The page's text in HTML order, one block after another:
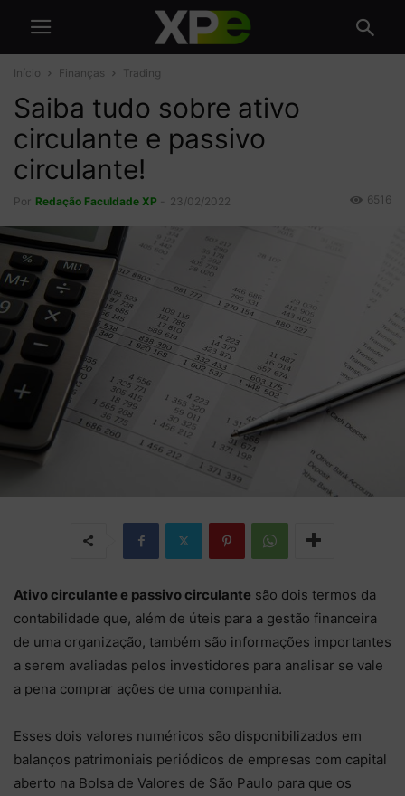
Início Finanças Trading
Saiba tudo sobre ativo
circulante e passivo
circulante!
Por Redação Faculdade XP 23/02/2022 6516
Ativo circulante e passivo circulante são dois termos da
contabilidade que, além de úteis para a gestão financeira
de uma organização, também são informações importantes
a serem avaliadas pelos investidores para analisar se vale
a pena comprar ações de uma companhia.
Esses dois valores numéricos são disponibilizados em
balanços patrimoniais periódicos de empresas com capital
aberto na Bolsa de Valores de São Paulo para que os